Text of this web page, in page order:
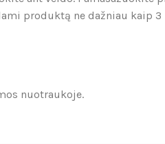
produktą ne dažniau kaip
nuotraukoje.